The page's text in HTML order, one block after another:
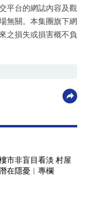
平台的網誌內容及觀
無關。本集團旗下網
之損失或損害概不負
市非盲目看淡 村屋
在隱憂︳專欄